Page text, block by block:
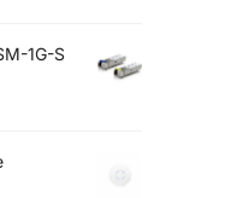
1G-S